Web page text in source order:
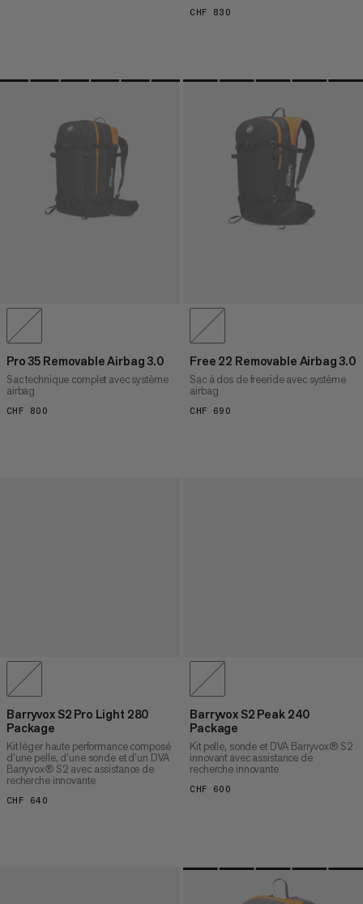
CHF 830
Pro 35 Removable Airbag 3.0
Sac technique complet avec système
airbag
CHF 800
Free 22 Removable Airbag 3.0
Sac à dos de freeride avec système
airbag
CHF 690
Barryvox S2 Pro Light 280
Package
Kit léger haute performance composé
d’une pelle, d’une sonde et d’un DVA
Barryvox® S2 avec assistance de
recherche innovante
CHF 640
Barryvox S2 Peak 240
Package
Kit pelle, sonde et DVA Barryvox® S2
innovant avec assistance de
recherche innovante
CHF 600